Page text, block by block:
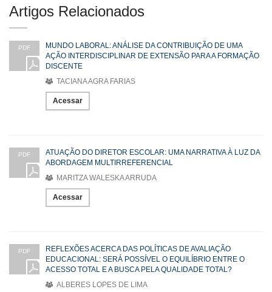
Artigos Relacionados
PDF
MUNDO LABORAL: ANÁLISE DA CONTRIBUIÇÃO DE UMA
AÇÃO INTERDISCIPLINAR DE EXTENSÃO PARA A FORMAÇÃO
DISCENTE
TACIANA AGRA FARIAS
Acessar
PDF
ATUAÇÃO DO DIRETOR ESCOLAR: UMA NARRATIVA À LUZ DA
ABORDAGEM MULTIRREFERENCIAL
MARITZA WALESKA ARRUDA
Acessar
PDF
REFLEXÕES ACERCA DAS POLÍTICAS DE AVALIAÇÃO
EDUCACIONAL: SERÁ POSSÍVEL O EQUILÍBRIO ENTRE O
ACESSO TOTAL E A BUSCA PELA QUALIDADE TOTAL?
ALBERES LOPES DE LIMA